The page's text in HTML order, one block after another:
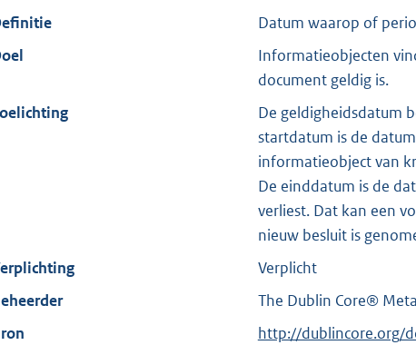
Datum waarop of
Informatieobjecten
document geldig is.
De geldigheidsdatum
startdatum is de
informatieobject van
De einddatum is de
verliest. Dat kan een
nieuw besluit is
Verplicht
The Dublin Core®
E
http://dublincore.org/